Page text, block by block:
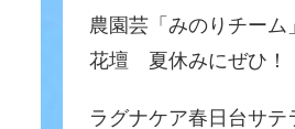
農園芸「みのりチー
花壇 夏休みにぜひ！
ラグナケア春日台サテ